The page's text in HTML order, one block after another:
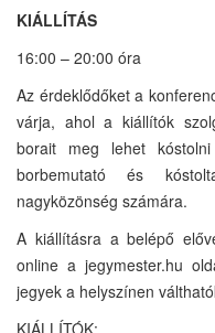
KIÁLLÍTÁS
16:00 – 20:00 óra
Az érdeklődőket a
várja, ahol a kiállítók
borait meg lehet
borbemutató és
nagyközönség számára.
A kiállításra a belépő
online a jegymester.hu
jegyek a helyszínen
KIÁLLÍTÓK: